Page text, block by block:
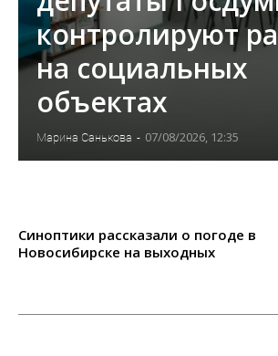
контролируют
на социальных
объектах
Марина Санькова - 07/08/2026, 12:35
Синоптики рассказали о погоде в
Новосибирске на выходных